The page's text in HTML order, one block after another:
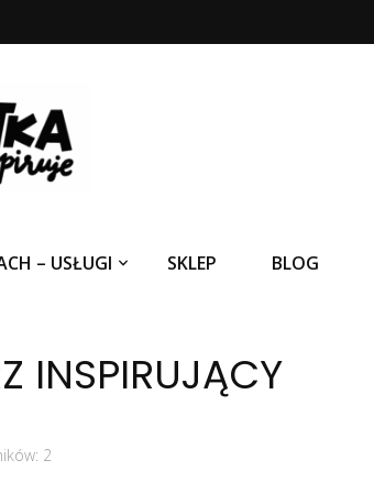
– USŁUGI SKLEP BLOG
INSPIRUJĄCY
2